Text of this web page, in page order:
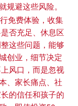
规避这些风险。
免费体验，收集
否充足、休息区
这些问题，能够
创业，细节决定
风口，而是忽视
、家长痛点、社
的信任和孩子的